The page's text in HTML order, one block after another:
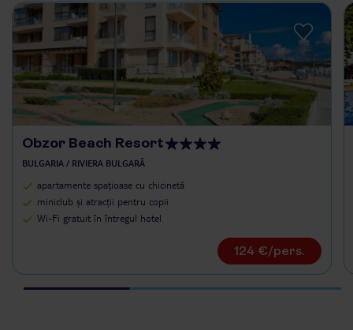
Obzor Beach Resort
BULGARIA / RIVIERA BULGARĂ
apartamente spațioase cu chicinetă
miniclub și atracții pentru copii
Wi-Fi gratuit în întregul hotel
124 €/pers.